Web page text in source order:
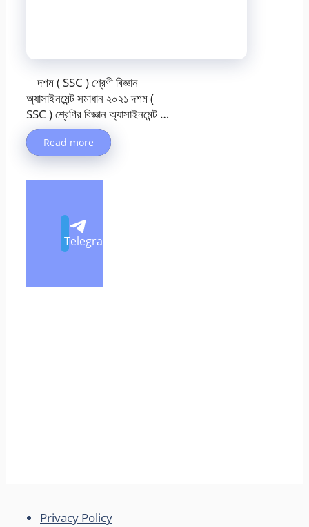
দশম ( SSC ) শ্রেণী বিজ্ঞান
অ্যাসাইনমেন্ট সমাধান ২০২১ দশম (
SSC ) শ্রেণির বিজ্ঞান অ্যাসাইনমেন্ট …
Read more
Telegram
Privacy Policy